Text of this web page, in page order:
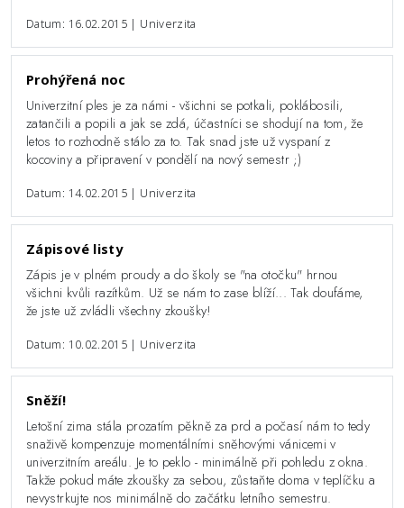
Datum: 16.02.2015 | Univerzita
Prohýřená noc
Univerzitní ples je za námi - všichni se potkali, poklábosili,
zatančili a popili a jak se zdá, účastníci se shodují na tom, že
letos to rozhodně stálo za to. Tak snad jste už vyspaní z
kocoviny a připravení v pondělí na nový semestr ;)
Datum: 14.02.2015 | Univerzita
Zápisové listy
Zápis je v plném proudy a do školy se "na otočku" hrnou
všichni kvůli razítkům. Už se nám to zase blíží... Tak doufáme,
že jste už zvládli všechny zkoušky!
Datum: 10.02.2015 | Univerzita
Sněží!
Letošní zima stála prozatím pěkně za prd a počasí nám to tedy
snaživě kompenzuje momentálními sněhovými vánicemi v
univerzitním areálu. Je to peklo - minimálně při pohledu z okna.
Takže pokud máte zkoušky za sebou, zůstaňte doma v teplíčku a
nevystrkujte nos minimálně do začátku letního semestru.